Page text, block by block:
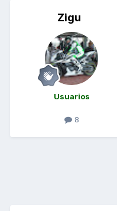
Zigu
Usuarios
8